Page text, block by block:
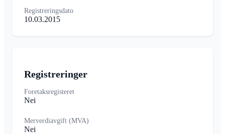
Registreringsdato
10.03.2015
Registreringer
Foretaksregisteret
Nei
Merverdiavgift (MVA)
Nei